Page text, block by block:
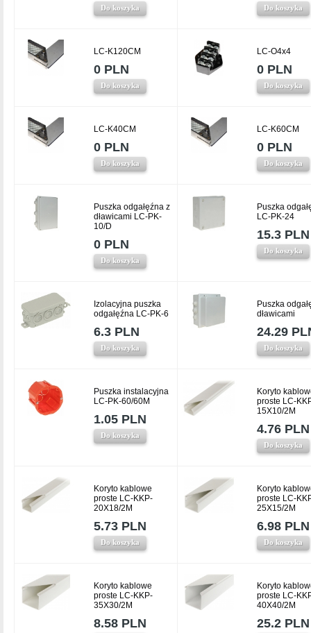
Do koszyka Do koszyka
LC-K120CM
0 PLN
Do koszyka
LC-O4x4
0 PLN
Do koszyka
LC-K40CM
0 PLN
Do koszyka
LC-K60CM
0 PLN
Do koszyka
Puszka odgałęźna z
dławicami LC-PK-
10/D
0 PLN
Do koszyka
Puszka
LC-PK-24
15.3 PLN
Do koszyka
Izolacyjna puszka
odgałęźna LC-PK-6
6.3 PLN
Do koszyka
Puszka
dławicami
24.29
Do koszyka
Puszka instalacyjna
LC-PK-60/60M
1.05 PLN
Do koszyka
Koryto
proste LC-
15X10/2M
4.76 PLN
Do koszyka
Koryto kablowe
proste LC-KKP-
20X18/2M
5.73 PLN
Do koszyka
Koryto
proste LC-
25X15/2M
6.98 PLN
Do koszyka
Koryto kablowe
proste LC-KKP-
35X30/2M
8.58 PLN
Koryto
proste LC-
40X40/2M
25.2 PLN